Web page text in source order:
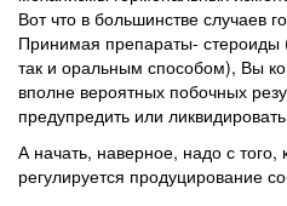
Вот что в большинстве случаев
Принимая препараты-
так и оральным способом), Вы
вполне вероятных побочных
предупредить или
А начать, наверное, надо с
регулируется продуцирование